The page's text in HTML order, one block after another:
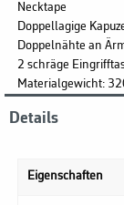
Necktape
Doppellagige
Doppelnähte an
2 schräge
Materialgewicht:
Details
Eigenschaften